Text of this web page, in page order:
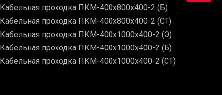
Кабельная проходка ПКМ-400х800х400-2 (Б)
Кабельная проходка ПКМ-400х800х400-2 (СТ)
Кабельная проходка ПКМ-400х1000х400-2 (Э)
Кабельная проходка ПКМ-400х1000х400-2 (Б)
Кабельная проходка ПКМ-400х1000х400-2 (СТ)